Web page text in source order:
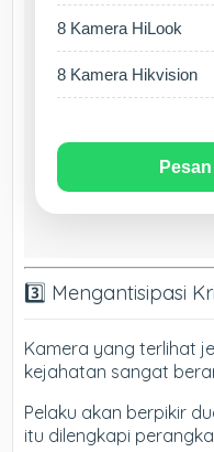
8 Kamera HiLook
8 Kamera Hikvision
3️⃣ Mengantisipasi
Kamera yang terlihat
kejahatan sangat
Pelaku akan berpikir
itu dilengkapi